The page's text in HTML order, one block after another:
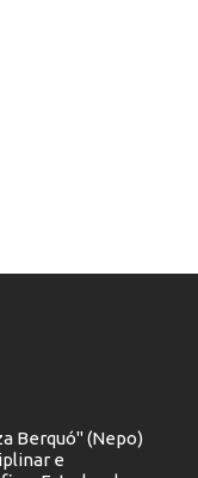
Berquó" (Nepo)
e